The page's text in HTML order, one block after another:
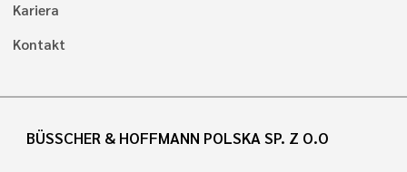
Kariera
Kontakt
BÜSSCHER & HOFFMANN POLSKA SP. Z O.O